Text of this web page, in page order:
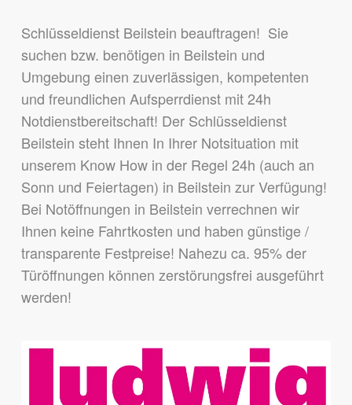
Schlüsseldienst Beilstein beauftragen! Sie
suchen bzw. benötigen in Beilstein und
Umgebung einen zuverlässigen, kompetenten
und freundlichen Aufsperrdienst mit 24h
Notdienstbereitschaft! Der Schlüsseldienst
Beilstein steht Ihnen In Ihrer Notsituation mit
unserem Know How in der Regel 24h (auch an
Sonn und Feiertagen) in Beilstein zur Verfügung!
Bei Notöffnungen in Beilstein verrechnen wir
Ihnen keine Fahrtkosten und haben günstige /
transparente Festpreise! Nahezu ca. 95% der
Türöffnungen können zerstörungsfrei ausgeführt
werden!